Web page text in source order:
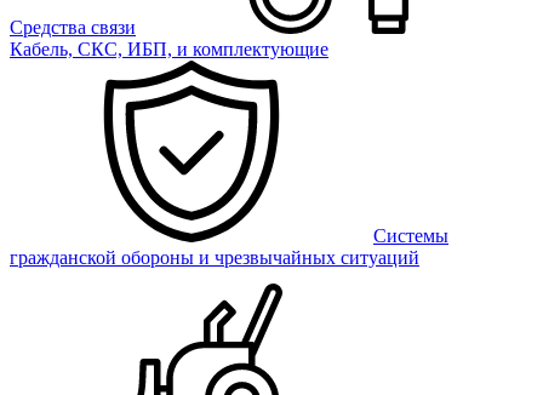
Средства связи
Кабель, СКС, ИБП, и комплектующие
Системы
гражданской обороны и чрезвычайных ситуаций